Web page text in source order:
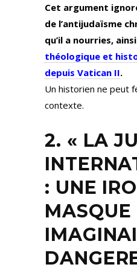
Cet argument
de l’antijudaïsme
qu’il a nourries,
théologique et
depuis Vatican II.
Un historien ne peut
contexte.
2. « LA
: UNE
MASQUE